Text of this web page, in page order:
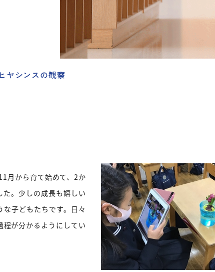
ヤシンスの観察
月から育て始めて、2か
。少しの成長も嬉しい
子どもたちです。日々
が分かるようにしてい